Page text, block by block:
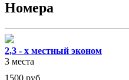
Номера
2,3 - х местный эконом
3 места
1500 руб.